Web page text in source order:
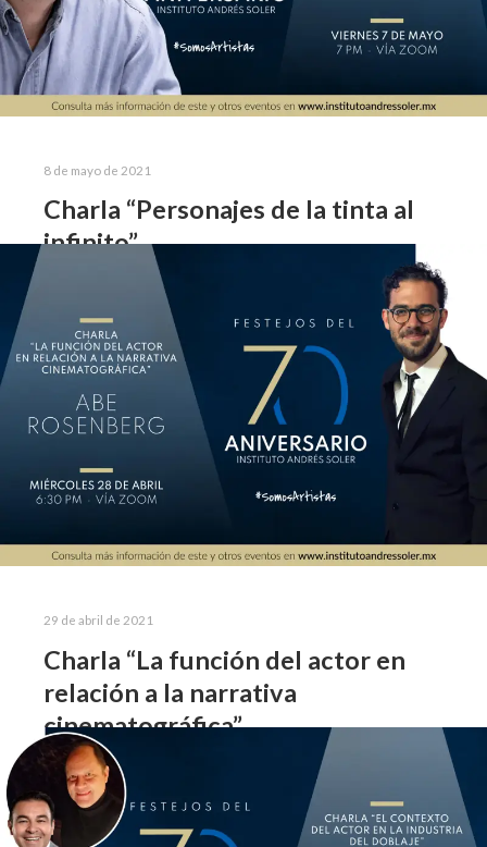
8 de mayo de 2021
Charla “Personajes de la tinta al
infinito”
Charla con Jaime Chabaud Las tertulias con
profesionales del medio artístico, permiten a nuestro
alumnado acercarse a profesionales del arte dramático
y conocer sus experiencias, mismas que contribuyen en
Leer más
29 de abril de 2021
Charla “La función del actor en
relación a la narrativa
cinematográfica”
Charla con Abe Rosenberg Las tertulias con
profesionales del medio artístico, permiten a nuestro
alumnado acercarse a profesionales del arte dramático